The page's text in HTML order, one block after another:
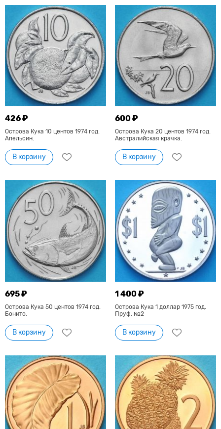
426 ₽
Острова Кука 10 центов 1974 год.
Апельсин.
В корзину
600 ₽
Острова Кука 20 центов 1974 год.
Австралийская крачка.
В корзину
695 ₽
Острова Кука 50 центов 1974 год.
Бонито.
В корзину
1 400 ₽
Острова Кука 1 доллар 1975 год.
Пруф. №2
В корзину